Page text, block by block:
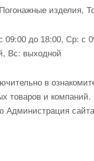
изделия,
09:00 до 18:00, Ср: с
Вс: выходной
в
товаров и
сайта